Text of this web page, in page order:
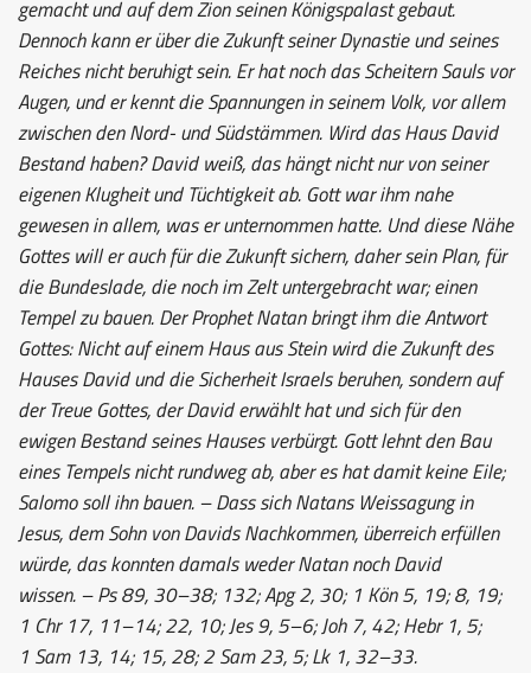
gemacht und auf dem Zion seinen Königspalast gebaut.
Dennoch kann er über die Zukunft seiner Dynastie und seines
Reiches nicht beruhigt sein. Er hat noch das Scheitern Sauls vor
Augen, und er kennt die Spannungen in seinem Volk, vor allem
zwischen den Nord- und Südstämmen. Wird das Haus David
Bestand haben? David weiß, das hängt nicht nur von seiner
eigenen Klugheit und Tüchtigkeit ab. Gott war ihm nahe
gewesen in allem, was er unternommen hatte. Und diese Nähe
Gottes will er auch für die Zukunft sichern, daher sein Plan, für
die Bundeslade, die noch im Zelt untergebracht war; einen
Tempel zu bauen. Der Prophet Natan bringt ihm die Antwort
Gottes: Nicht auf einem Haus aus Stein wird die Zukunft des
Hauses David und die Sicherheit Israels beruhen, sondern auf
der Treue Gottes, der David erwählt hat und sich für den
ewigen Bestand seines Hauses verbürgt. Gott lehnt den Bau
eines Tempels nicht rundweg ab, aber es hat damit keine Eile;
Salomo soll ihn bauen. – Dass sich Natans Weissagung in
Jesus, dem Sohn von Davids Nachkommen, überreich erfüllen
würde, das konnten damals weder Natan noch David
wissen. – Ps 89, 30–38; 132; Apg 2, 30; 1 Kön 5, 19; 8, 19;
1 Chr 17, 11–14; 22, 10; Jes 9, 5–6; Joh 7, 42; Hebr 1, 5;
1 Sam 13, 14; 15, 28; 2 Sam 23, 5; Lk 1, 32–33.